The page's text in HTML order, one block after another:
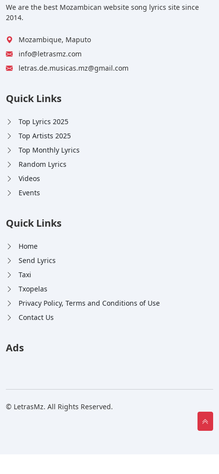
We are the best Mozambican website song lyrics site since
2014.
Mozambique, Maputo
info@letrasmz.com
letras.de.musicas.mz@gmail.com
Quick Links
Top Lyrics 2025
Top Artists 2025
Top Monthly Lyrics
Random Lyrics
Videos
Events
Quick Links
Home
Send Lyrics
Taxi
Txopelas
Privacy Policy, Terms and Conditions of Use
Contact Us
Ads
© LetrasMz. All Rights Reserved.